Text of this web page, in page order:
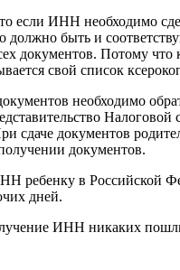
если ИНН необходимо
должно быть и
документов. Потому что
свой список
необходимо
сдаче документов
документов.
ребенку в Российской
дней.
ИНН никаких